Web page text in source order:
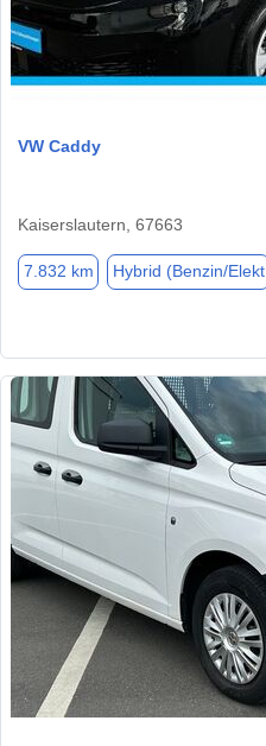
VW Caddy
Kaiserslautern, 67663
7.832 km Hybrid (Benzin/Elekt